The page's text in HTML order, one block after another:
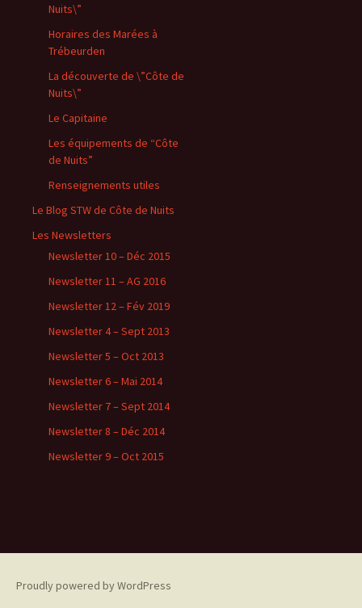
Nuits\”
Horaires des Marées à
Trébeurden
La découverte de \”Côte de
Nuits\”
Le Capitaine
Les équipements de “Côte
de Nuits”
Renseignements utiles
Le Blog STW de Côte de Nuits
Les Newsletters
Newsletter 10 – Déc 2015
Newsletter 11 – AG 2016
Newsletter 12 – Fév 2019
Newsletter 4 – Sept 2013
Newsletter 5 – Oct 2013
Newsletter 6 – Mai 2014
Newsletter 7 – Sept 2014
Newsletter 8 – Déc 2014
Newsletter 9 – Oct 2015
Proudly powered by WordPress